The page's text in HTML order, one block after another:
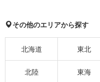
その他のエリアから探す
北海道 東北
北陸 東海